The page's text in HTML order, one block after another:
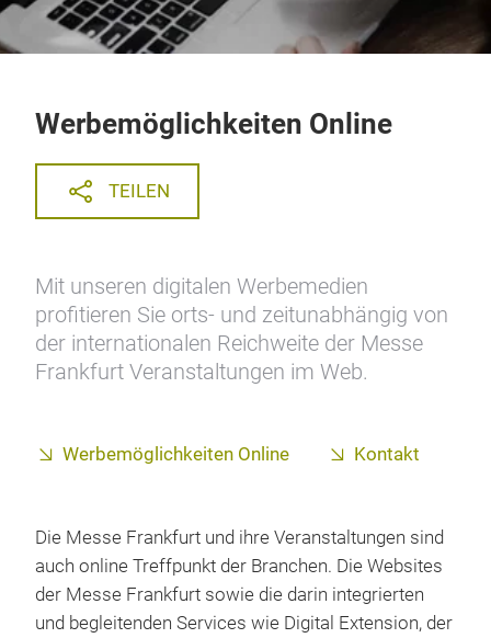
Werbemöglichkeiten Online
TEILEN
Mit unseren digitalen Werbemedien
profitieren Sie orts- und zeitunabhängig von
der internationalen Reichweite der Messe
Frankfurt Veranstaltungen im Web.
Werbemöglichkeiten Online Kontakt
Die Messe Frankfurt und ihre Veranstaltungen sind
auch online Treffpunkt der Branchen. Die Websites
der Messe Frankfurt sowie die darin integrierten
und begleitenden Services wie Digital Extension, der